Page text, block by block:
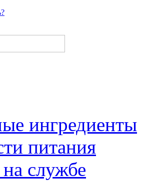
ингредиенты
питания
службе